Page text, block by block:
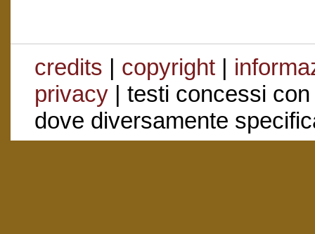
credits | copyright|
privacy| testi concessi
dove diversamente